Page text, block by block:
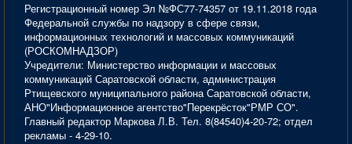
Регистрационный номер Эл №ФС77-74357 от 19.11.2018 года
Федеральной службы по надзору в сфере связи,
информационных технологий и массовых коммуникаций
(РОСКОМНАДЗОР)
Учредители: Министерство информации и массовых
коммуникаций Саратовской области, администрация
Ртищевского муниципального района Саратовской области,
АНО"Информационное агентство"Перекрёсток"РМР СО".
Главный редактор Маркова Л.В. Тел. 8(84540)4-20-72; отдел
рекламы - 4-29-10.